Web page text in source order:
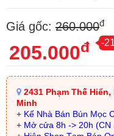
Giá gốc: 260.000đ
205.000đ -
2431 Phạm Thế
Minh
+ Kế Nhà Bán Bún Mọc
+ Mở cửa 8h -> 20h (CN